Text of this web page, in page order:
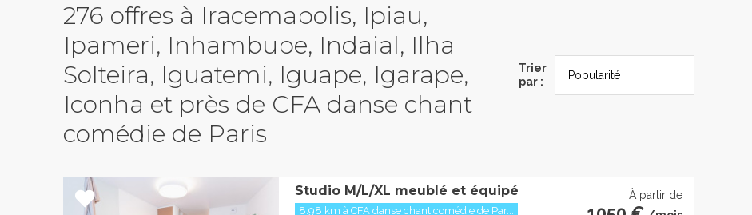
276 offres à Iracemapolis, Ipiau,
Ipameri, Inhambupe, Indaial, Ilha
Solteira, Iguatemi, Iguape, Igarape,
Iconha et près de CFA danse chant
comédie de Paris
Trier
par :
Studio M/L/XL meublé et équipé
8.98 km à CFA danse chant comédie de Par...
À partir de